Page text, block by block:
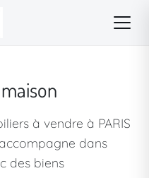
à vendre à PARIS
dans
des biens